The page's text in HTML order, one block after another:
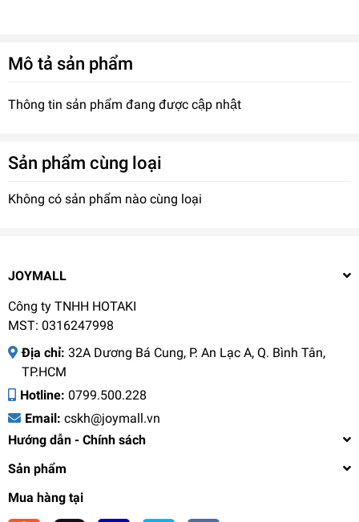
Mô tả sản phẩm
Thông tin sản phẩm đang được cập nhật
Sản phẩm cùng loại
Không có sản phẩm nào cùng loại
JOYMALL
Công ty TNHH HOTAKI
MST: 0316247998
Địa chỉ: 32A Dương Bá Cung, P. An Lạc A, Q. Bình Tân,
TP.HCM
Hotline: 0799.500.228
Email: cskh@joymall.vn
Hướng dẫn - Chính sách
Sản phẩm
Mua hàng tại